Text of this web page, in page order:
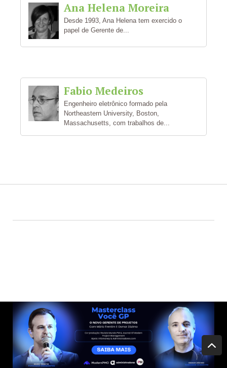
Ana Helena Moreira
Desde 1993, Ana Helena tem exercido o
papel de Gerente de...
Fabio Medeiros
Engenheiro eletrônico formado pela
Northeastern University, Boston,
Massachusetts, com trabalhos de...